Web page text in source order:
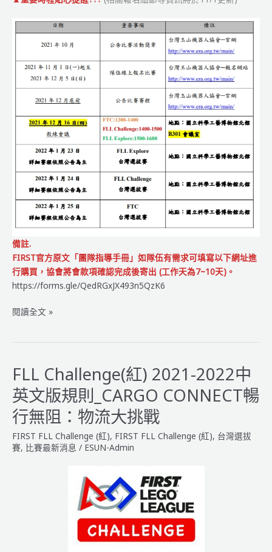
線
上
拔
比
事
備註.
FIRST官方原文「團隊指導手冊」如隊伍有需求可填寫以下網址進
行購買，協會將會款項確認完成後寄出 (工作天為7~10天)。
https://forms.gle/QedRGxJX493n5QzK6
2021-
器
人
大
賽
台
灣
選
閱讀全文 »
FLL Challenge(紅) 2021-2022中
英文版規則_CARGO CONNECT暢
行無阻：物流大挑戰
FIRST FLL Challenge (紅), FIRST FLL Challenge (紅), 台灣選拔
賽, 比賽最新消息 / ESUN-Admin